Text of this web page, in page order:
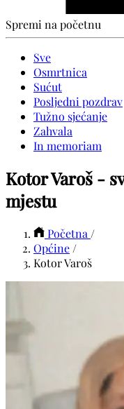
Spremi na početnu
Sve
Osmrtnica
Sućut
Posljedni pozdrav
Tužno sjećanje
Zahvala
In memoriam
Kotor Varoš -
mjestu
Početna /
Općine /
Kotor Varoš